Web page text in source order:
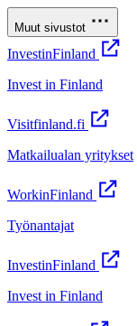
Muut sivustot
InvestinFinland
Invest in Finland
Visitfinland.fi
Matkailualan yritykset
WorkinFinland
Työnantajat
InvestinFinland
Invest in Finland